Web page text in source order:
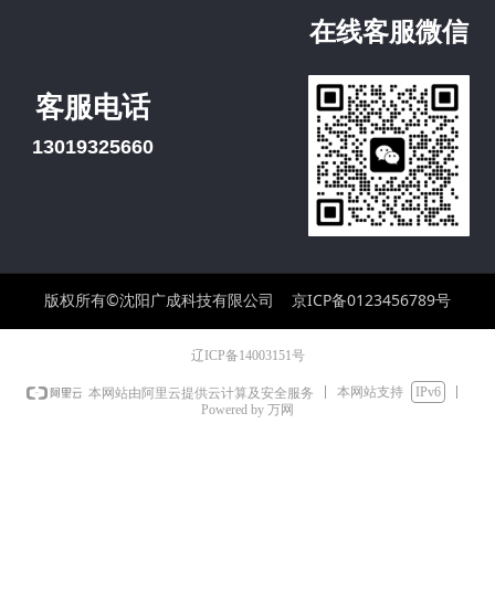
客服电话
13019325660
在线客服微信
版权所有©沈阳广成科技有限公司 京ICP备0123456789号
辽ICP备14003151号
本网站由阿里云提供云计算及安全服务 本网站支持
IPv6
Powered by 万网